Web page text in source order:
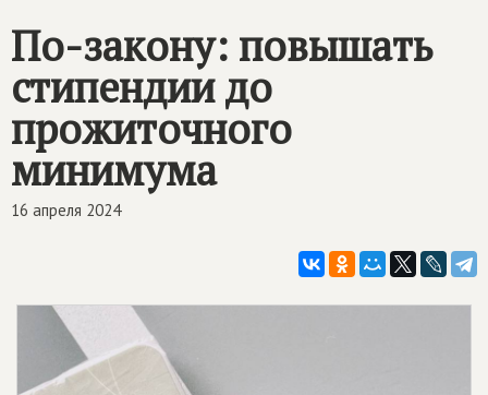
По-закону: повышать
стипендии до
прожиточного
минимума
16 апреля 2024